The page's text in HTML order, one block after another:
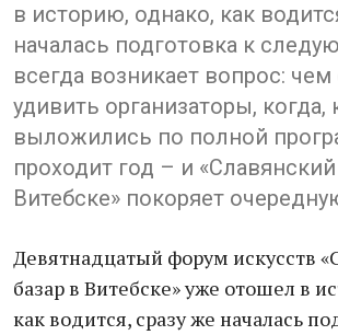
в историю, однако, как
началась подготовка к
всегда возникает вопрос:
удивить организаторы, когда,
выложились по полной
проходит год – и «Славянский
Витебске» покоряет
Девятнадцатый форум искусств
базар в Витебске» уже отошел в
как водится, сразу же началась